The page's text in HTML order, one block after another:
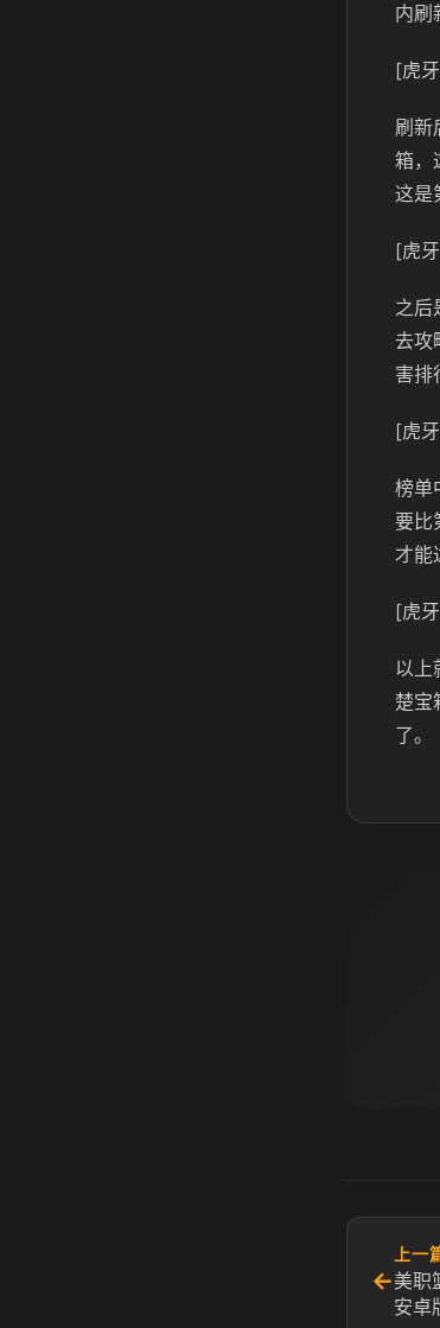
内刷
[虎
刷新
箱，
这是
[虎
之后
去攻
害排
[虎
榜单
要比
才能
[虎
以上
楚宝
了。
←
上一
美职
安卓